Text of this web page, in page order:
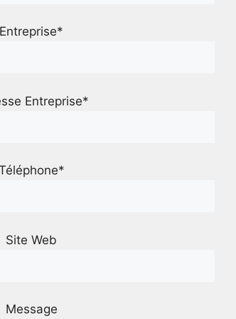
Entreprise*
Entreprise*
Site Web
Message